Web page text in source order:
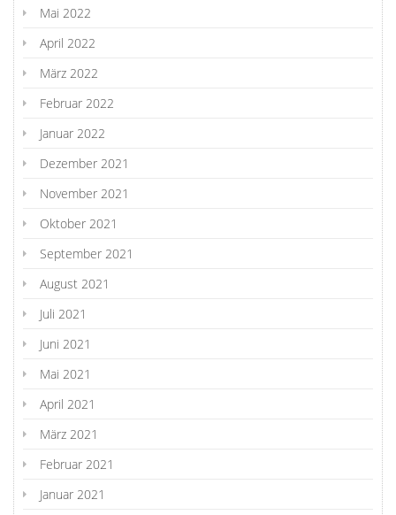
Mai 2022
April 2022
März 2022
Februar 2022
Januar 2022
Dezember 2021
November 2021
Oktober 2021
September 2021
August 2021
Juli 2021
Juni 2021
Mai 2021
April 2021
März 2021
Februar 2021
Januar 2021